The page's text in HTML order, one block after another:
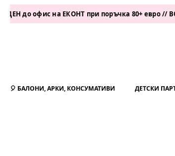
на ЕКОНТ при поръчка 80+ евро // BOX NOW
🎈 БАЛОНИ, АРКИ, КОНСУМАТИВИ ДЕТСКИ